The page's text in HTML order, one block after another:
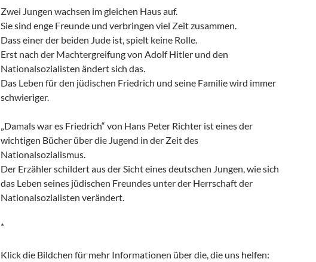
Zwei Jungen wachsen im gleichen Haus auf.
Sie sind enge Freunde und verbringen viel Zeit zusammen.
Dass einer der beiden Jude ist, spielt keine Rolle.
Erst nach der Machtergreifung von Adolf Hitler und den
Nationalsozialisten ändert sich das.
Das Leben für den jüdischen Friedrich und seine Familie wird immer
schwieriger.
„Damals war es Friedrich“ von Hans Peter Richter ist eines der
wichtigen Bücher über die Jugend in der Zeit des
Nationalsozialismus.
Der Erzähler schildert aus der Sicht eines deutschen Jungen, wie sich
das Leben seines jüdischen Freundes unter der Herrschaft der
Nationalsozialisten verändert.
*
Klick die Bildchen für mehr Informationen über die, die uns helfen: